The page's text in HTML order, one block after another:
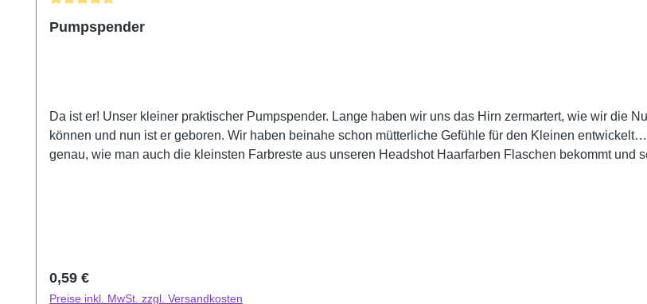
Pumpspender
Da ist er! Unser kleiner praktischer Pumpspender. Lange haben wir uns das Hirn zermartert, wie wir die
können und nun ist er geboren. Wir haben beinahe schon mütterliche Gefühle für den Kleinen
genau, wie man auch die kleinsten Farbreste aus unseren Headshot Haarfarben Flaschen bekommt und
Regulärer Preis:
0,59 €
Preise inkl. MwSt. zzgl. Versandkosten